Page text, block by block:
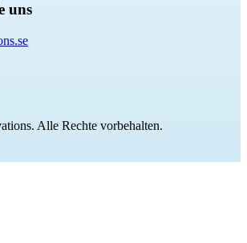
uns
Alle Rechte vorbehalten.